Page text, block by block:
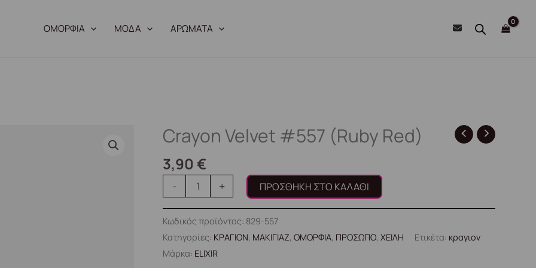
ΟΜΟΡΦΙΑ ΜΟΔΑ ΑΡΩΜΑΤΑ
Crayon Velvet #557 (Ruby Red)
3,90€
-
Crayon
#557
Red)
ποσότητα
+ ΠΡΟΣΘΉΚΗ ΣΤΟ ΚΑΛΆΘΙ
Κωδικός προϊόντος: 829-557
Κατηγορίες: ΚΡΑΓΙΟΝ, ΜΑΚΙΓΙΑΖ,ΟΜΟΡΦΙΑ, ΠΡΟΣΩΠΟ,ΧΕΙΛΗ Ετικέτα: κραγιον
Μάρκα: ELIXIR